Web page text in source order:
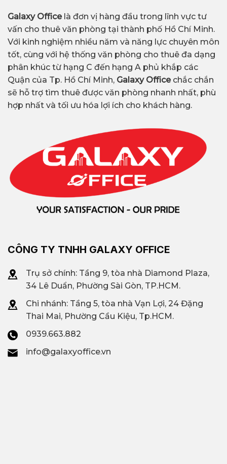
Galaxy Officelà đơn vị hàng đầu trong lĩnh vực tư
vấn cho thuê văn phòng tại thành phố Hồ Chí Minh.
Với kinh nghiệm nhiều năm và năng lực chuyên môn
tốt, cùng với hệ thống văn phòng cho thuê đa dạng
phân khúc từ hạng C đến hạng A phủ khắp các
Quận của Tp. Hồ Chí Minh, Galaxy Office chắc chắn
sẽ hỗ trợ tìm thuê được văn phòng nhanh nhất, phù
hợp nhất và tối ưu hóa lợi ích cho khách hàng.
CÔNG TY TNHH GALAXY OFFICE
Trụ sở chính: Tầng 9, tòa nhà Diamond Plaza,
34 Lê Duẩn, Phường Sài Gòn, TP.HCM.
Chi nhánh: Tầng 5, tòa nhà Vạn Lợi, 24 Đặng
Thai Mai, Phường Cầu Kiệu, Tp.HCM.
0939.663.882
info@galaxyoffice.vn